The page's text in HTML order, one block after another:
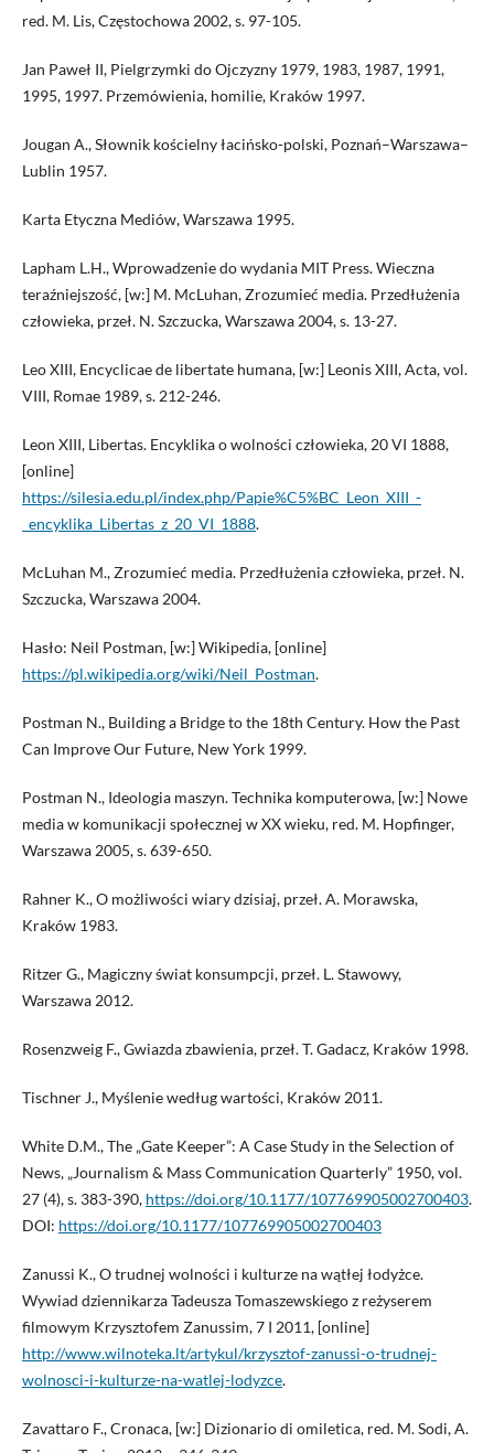
red. M. Lis, Częstochowa 2002, s. 97-105.
Jan Paweł II, Pielgrzymki do Ojczyzny 1979, 1983, 1987, 1991,
1995, 1997. Przemówienia, homilie, Kraków 1997.
Jougan A., Słownik kościelny łacińsko-polski, Poznań–Warszawa–
Lublin 1957.
Karta Etyczna Mediów, Warszawa 1995.
Lapham L.H., Wprowadzenie do wydania MIT Press. Wieczna
teraźniejszość, [w:] M. McLuhan, Zrozumieć media. Przedłużenia
człowieka, przeł. N. Szczucka, Warszawa 2004, s. 13-27.
Leo XIII, Encyclicae de libertate humana, [w:] Leonis XIII, Acta, vol.
VIII, Romae 1989, s. 212-246.
Leon XIII, Libertas. Encyklika o wolności człowieka, 20 VI 1888,
[online]
https://silesia.edu.pl/index.php/Papie%C5%BC_Leon_XIII_-
_encyklika_Libertas_z_20_VI_1888.
McLuhan M., Zrozumieć media. Przedłużenia człowieka, przeł. N.
Szczucka, Warszawa 2004.
Hasło: Neil Postman, [w:] Wikipedia, [online]
https://pl.wikipedia.org/wiki/Neil_Postman.
Postman N., Building a Bridge to the 18th Century. How the Past
Can Improve Our Future, New York 1999.
Postman N., Ideologia maszyn. Technika komputerowa, [w:] Nowe
media w komunikacji społecznej w XX wieku, red. M. Hopfinger,
Warszawa 2005, s. 639-650.
Rahner K., O możliwości wiary dzisiaj, przeł. A. Morawska,
Kraków 1983.
Ritzer G., Magiczny świat konsumpcji, przeł. L. Stawowy,
Warszawa 2012.
Rosenzweig F., Gwiazda zbawienia, przeł. T. Gadacz, Kraków 1998.
Tischner J., Myślenie według wartości, Kraków 2011.
White D.M., The „Gate Keeper”: A Case Study in the Selection of
News, „Journalism & Mass Communication Quarterly” 1950, vol.
27 (4), s. 383-390, https://doi.org/10.1177/107769905002700403.
DOI: https://doi.org/10.1177/107769905002700403
Zanussi K., O trudnej wolności i kulturze na wątłej łodyżce.
Wywiad dziennikarza Tadeusza Tomaszewskiego z reżyserem
filmowym Krzysztofem Zanussim, 7 I 2011, [online]
http://www.wilnoteka.lt/artykul/krzysztof-zanussi-o-trudnej-
wolnosci-i-kulturze-na-watlej-lodyzce.
Zavattaro F., Cronaca, [w:] Dizionario di omiletica, red. M. Sodi, A.